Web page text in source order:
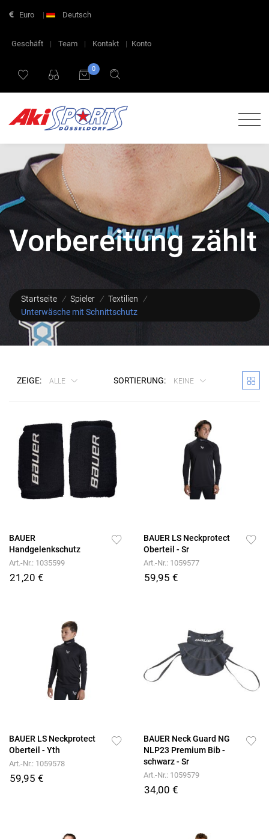
Euro | Deutsch
Geschäft | Team | Kontakt | Konto
0
Vorbereitung zählt
Startseite / Spieler / Textilien
/
Unterwäsche mit Schnittschutz
ZEIGE: ALLE SORTIERUNG: KEINE
BAUER
Handgelenkschutz
Art.-Nr.: 1035599
21,20 €
BAUER LS Neckprotect
Oberteil - Sr
Art.-Nr.: 1059577
59,95 €
BAUER LS Neckprotect
Oberteil - Yth
Art.-Nr.: 1059578
59,95 €
BAUER Neck Guard NG
NLP23 Premium Bib -
schwarz - Sr
Art.-Nr.: 1059579
34,00 €